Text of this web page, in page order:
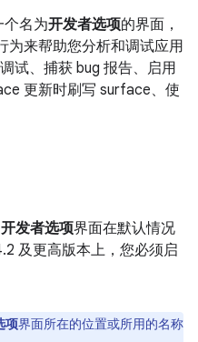
个名为开发者选项的界面，
为来帮助您分析和调试应用
试、捕获 bug 报告、启用
更新时刷写 surface、使
开发者选项界面在默认情况
及更高版本上，您必须启
项界面所在的位置或所用的名称